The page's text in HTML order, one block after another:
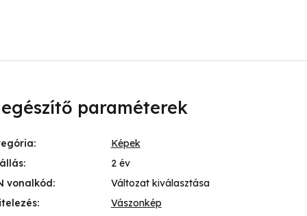
paraméterek
:
Képek
:
2 év
vonalkód:
Változat kiválasztása
:
Vászonkép